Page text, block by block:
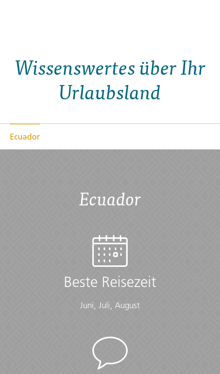
Wissenswertes über Ihr
Urlaubsland
Ecuador
Ecuador
Beste Reisezeit
Juni, Juli, August